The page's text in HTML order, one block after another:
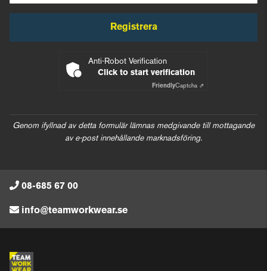
Registrera
Anti-Robot Verification
Click to start verification
FriendlyCaptcha ⇗
Genom ifyllnad av detta formulär lämnas medgivande till mottagande
av e-post innehållande marknadsföring.
08-685 67 00
info@teamworkwear.se